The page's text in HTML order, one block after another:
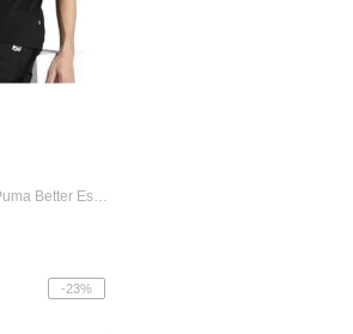
Camiseta Masculina Puma Better Essentials Preta
-23%